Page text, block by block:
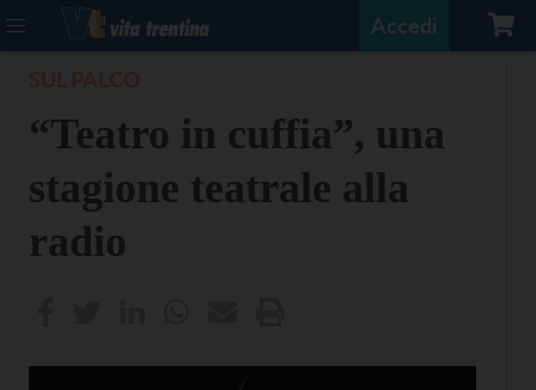
Accedi
“Teatro in cuffia”, una
stagione teatrale alla
radio